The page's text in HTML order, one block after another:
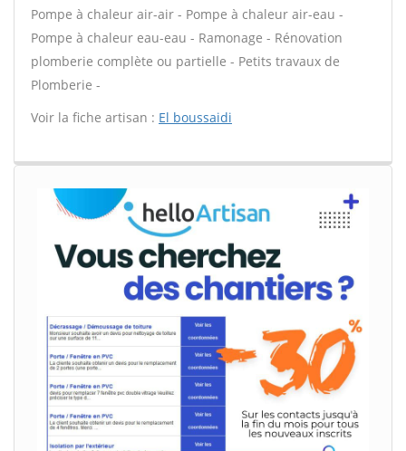
Pompe à chaleur air-air - Pompe à chaleur air-eau -
Pompe à chaleur eau-eau - Ramonage - Rénovation
plomberie complète ou partielle - Petits travaux de
Plomberie -
Voir la fiche artisan : El boussaidi